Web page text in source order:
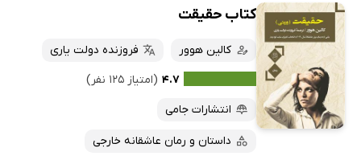
کتاب حقیقت
کالین هوور
فروزنده دولت یاری
۴.۷ (امتیاز ۱۲۵ نفر)
انتشارات جامی
داستان و رمان عاشقانه خارجی